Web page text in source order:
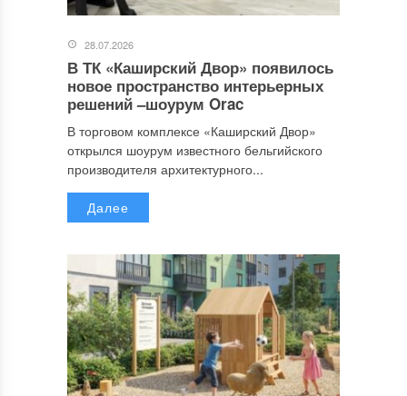
28.07.2026
В ТК «Каширский Двор» появилось
новое пространство интерьерных
решений –шоурум Orac
В торговом комплексе «Каширский Двор»
открылся шоурум известного бельгийского
производителя архитектурного...
Далее